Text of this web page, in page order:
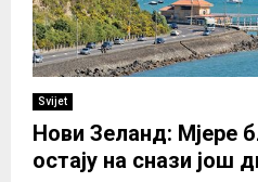
Svijet
Нови Зеланд: Мјере
остају на снази још